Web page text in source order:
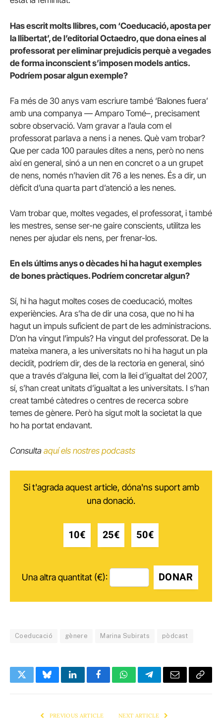
Has escrit molts llibres, com ‘Coeducació, aposta per
la llibertat’, de l’editorial Octaedro, que dona eines al
professorat per eliminar prejudicis perquè a vegades
de forma inconscient s’imposen models antics.
Podríem posar algun exemple?
Fa més de 30 anys vam escriure també ‘Balones fuera’
amb una companya — Amparo Tomé–, precisament
sobre observació. Vam gravar a l’aula com el
professorat parlava a nens i a nenes. Què vam trobar?
Que per cada 100 paraules dites a nens, però no nens
així en general, sinó a un nen en concret o a un grupet
de nens, només n’havien dit 76 a les nenes. És a dir, un
dèficit d’una quarta part d’atenció a les nenes.
Vam trobar que, moltes vegades, el professorat, i també
les mestres, sense ser-ne gaire conscients, utilitza les
nenes per ajudar els nens, per frenar-los.
En els últims anys o dècades hi ha hagut exemples
de bones pràctiques. Podríem concretar algun?
Sí, hi ha hagut moltes coses de coeducació, moltes
experiències. Ara s’ha de dir una cosa, que no hi ha
hagut un impuls suficient de part de les administracions.
D’on ha vingut l’impuls? Ha vingut del professorat. De la
mateixa manera, a les universitats no hi ha hagut un pla
decidit, podríem dir, des de la rectoria en general, sinó
que a través d’alguna llei, com la llei d’igualtat del 2007,
sí, s’han creat unitats d’igualtat a les universitats. I s’han
creat també càtedres o centres de recerca sobre
temes de gènere. Però ha sigut molt la societat la que
ho ha portat endavant.
Consulta aquí els nostres podcasts
Si t'agrada aquest article, dóna'ns suport amb
una donació.
10€ 25€ 50€
Una altra quantitat (€): DONAR
Coeducació gènere Marina Subirats pòdcast
TwitterBlueskyLinkedInFacebookWhatsAppTelegramEmail Copy
PREVIOUS ARTICLE NEXT ARTICLE